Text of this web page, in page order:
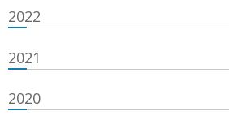
2022
2021
2020